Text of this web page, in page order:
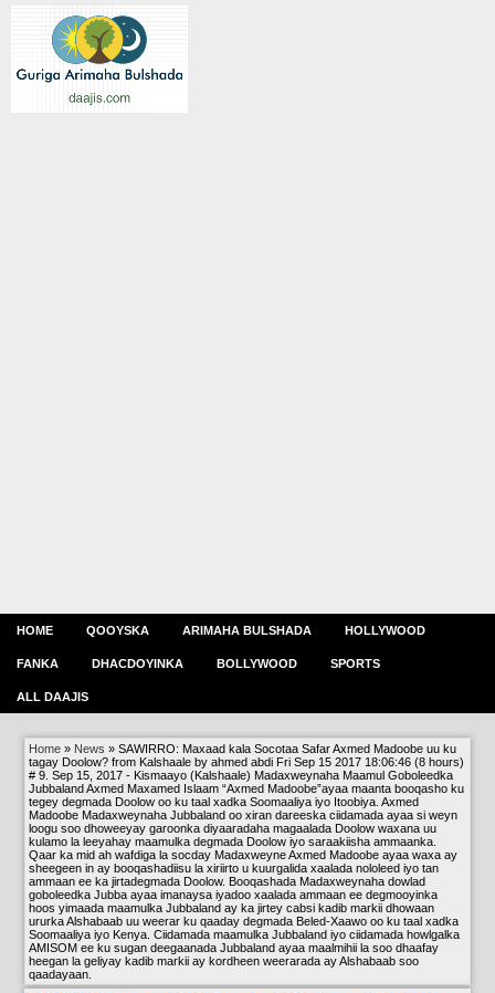
HOME QOOYSKA ARIMAHA BULSHADA HOLLYWOOD
FANKA DHACDOYINKA BOLLYWOOD SPORTS
ALL DAAJIS
Home » News »SAWIRRO: Maxaad kala Socotaa Safar Axmed Madoobe uu ku
tagay Doolow? from Kalshaale by ahmed abdi Fri Sep 15 2017 18:06:46 (8 hours)
# 9. Sep 15, 2017 - Kismaayo (Kalshaale) Madaxweynaha Maamul Goboleedka
Jubbaland Axmed Maxamed Islaam “Axmed Madoobe”ayaa maanta booqasho ku
tegey degmada Doolow oo ku taal xadka Soomaaliya iyo Itoobiya. Axmed
Madoobe Madaxweynaha Jubbaland oo xiran dareeska ciidamada ayaa si weyn
loogu soo dhoweeyay garoonka diyaaradaha magaalada Doolow waxana uu
kulamo la leeyahay maamulka degmada Doolow iyo saraakiisha ammaanka.
Qaar ka mid ah wafdiga la socday Madaxweyne Axmed Madoobe ayaa waxa ay
sheegeen in ay booqashadiisu la xiriirto u kuurgalida xaalada nololeed iyo tan
ammaan ee ka jirtadegmada Doolow. Booqashada Madaxweynaha dowlad
goboleedka Jubba ayaa imanaysa iyadoo xaalada ammaan ee degmooyinka
hoos yimaada maamulka Jubbaland ay ka jirtey cabsi kadib markii dhowaan
ururka Alshabaab uu weerar ku qaaday degmada Beled-Xaawo oo ku taal xadka
Soomaaliya iyo Kenya. Ciidamada maamulka Jubbaland iyo ciidamada howlgalka
AMISOM ee ku sugan deegaanada Jubbaland ayaa maalmihii la soo dhaafay
heegan la geliyay kadib markii ay kordheen weerarada ay Alshabaab soo
qaadayaan.